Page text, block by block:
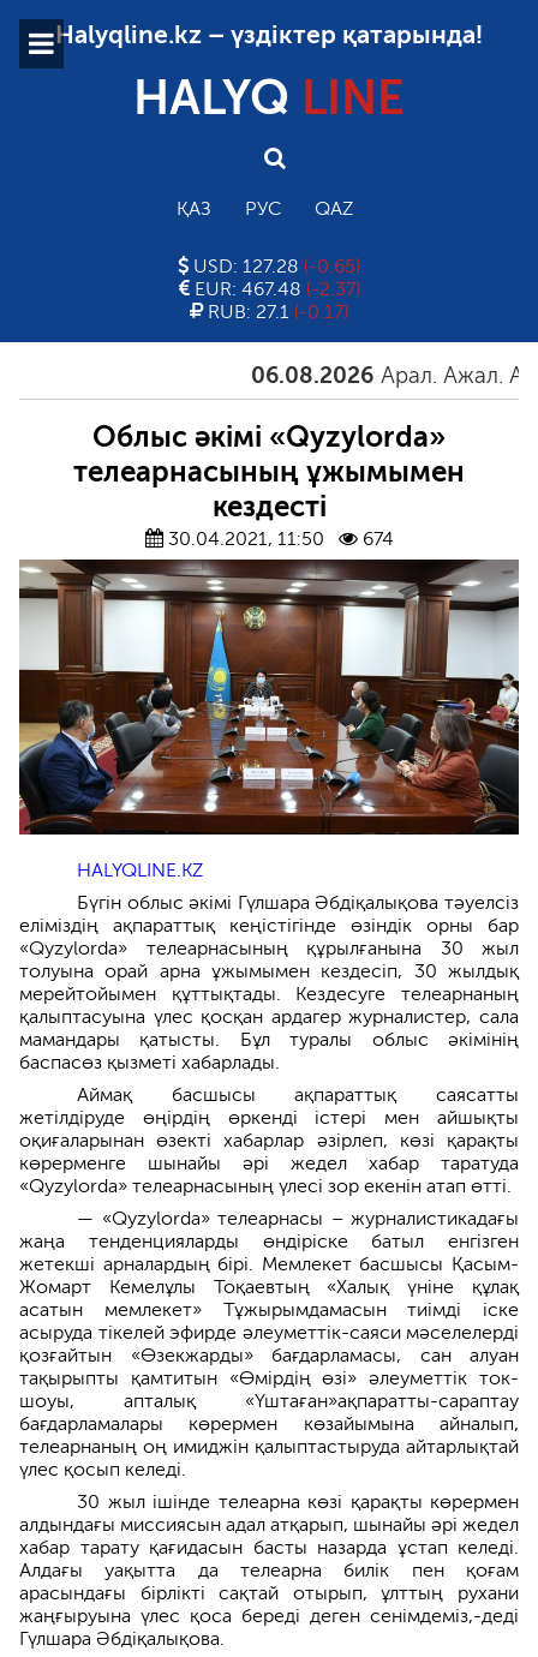
Halyqline.kz – үздіктер қатарында!
HALYQ LINE
ҚАЗ РУС QAZ
USD: 127.28 (-0.65)
EUR: 467.48 (-2.37)
RUB: 27.1 (-0.17)
06.08.2026 Арал. Ажал. Айғақ
Облыс әкімі «Qyzylorda»
телеарнасының ұжымымен
кездесті
30.04.2021, 11:50 674
HALYQLINE.KZ
Бүгін облыс әкімі Гүлшара Әбдіқалықова тәуелсіз
еліміздің ақпараттық кеңістігінде өзіндік орны бар
«Qyzylorda» телеарнасының құрылғанына 30 жыл
толуына орай арна ұжымымен кездесіп, 30 жылдық
мерейтойымен құттықтады. Кездесуге телеарнаның
қалыптасуына үлес қосқан ардагер журналистер, сала
мамандары қатысты. Бұл туралы облыс әкімінің
баспасөз қызметі хабарлады.
Аймақ басшысы ақпараттық саясатты
жетілдіруде өңірдің өркенді істері мен айшықты
оқиғаларынан өзекті хабарлар әзірлеп, көзі қарақты
көрерменге шынайы әрі жедел хабар таратуда
«Qyzylorda» телеарнасының үлесі зор екенін атап өтті.
— «Qyzylorda» телеарнасы – журналистикадағы
жаңа тенденцияларды өндіріске батыл енгізген
жетекші арналардың бірі. Мемлекет басшысы Қасым-
Жомарт Кемелұлы Тоқаевтың «Халық үніне құлақ
асатын мемлекет» Тұжырымдамасын тиімді іске
асыруда тікелей эфирде әлеуметтік-саяси мәселелерді
қозғайтын «Өзекжарды» бағдарламасы, сан алуан
тақырыпты қамтитын «Өмірдің өзі» әлеуметтік ток-
шоуы, апталық «Үштаған»ақпаратты-сараптау
бағдарламалары көрермен көзайымына айналып,
телеарнаның оң имиджін қалыптастыруда айтарлықтай
үлес қосып келеді.
30 жыл ішінде телеарна көзі қарақты көрермен
алдындағы миссиясын адал атқарып, шынайы әрі жедел
хабар тарату қағидасын басты назарда ұстап келеді.
Алдағы уақытта да телеарна билік пен қоғам
арасындағы бірлікті сақтай отырып, ұлттың рухани
жаңғыруына үлес қоса береді деген сенімдеміз,-деді
Гүлшара Әбдіқалықова.